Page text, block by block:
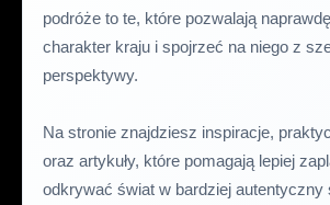
podróże to te, które pozwalają
charakter kraju i spojrzeć na niego z
perspektywy.
Na stronie znajdziesz inspiracje,
oraz artykuły, które pomagają lepiej
odkrywać świat w bardziej autentyczny